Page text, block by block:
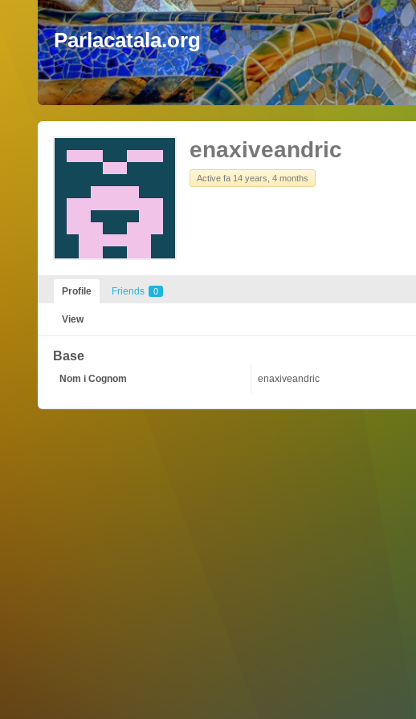
Parlacatala.org
enaxiveandric
Active fa 14 years, 4 months
Profile Friends 0
View
Base
Nom i Cognom enaxiveandric